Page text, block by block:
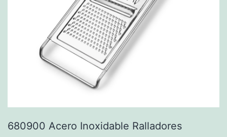
680900 Acero Inoxidable Ralladores